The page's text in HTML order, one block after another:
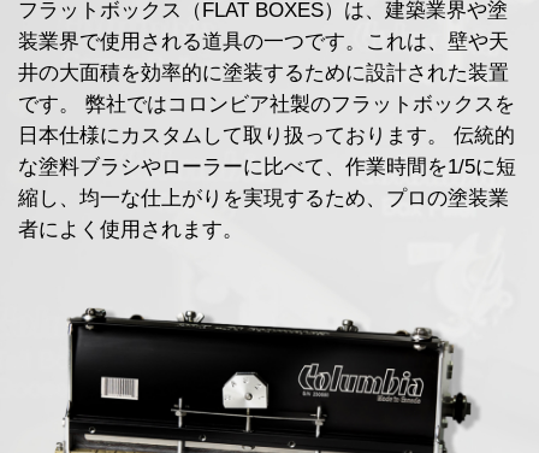
フラットボックス（FLAT BOXES）は、建築業界や塗
装業界で使用される道具の一つです。これは、壁や天
井の大面積を効率的に塗装するために設計された装置
です。
弊社ではコロンビア社製のフラットボックスを
日本仕様にカスタムして取り扱っております。
伝統的
な塗料ブラシやローラーに比べて、作業時間を1/5に短
縮し、均一な仕上がりを実現するため、プロの塗装業
者によく使用されます。